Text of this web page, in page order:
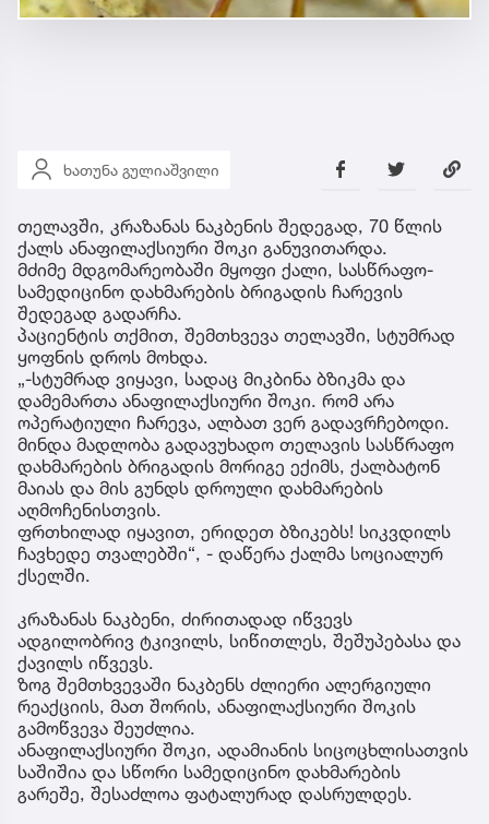
ხათუნა გულიაშვილი
თელავში, კრაზანას ნაკბენის შედეგად, 70 წლის
ქალს ანაფილაქსიური შოკი განუვითარდა.
მძიმე მდგომარეობაში მყოფი ქალი, სასწრაფო-
სამედიცინო დახმარების ბრიგადის ჩარევის
შედეგად გადარჩა.
პაციენტის თქმით, შემთხვევა თელავში, სტუმრად
ყოფნის დროს მოხდა.
„-სტუმრად ვიყავი, სადაც მიკბინა ბზიკმა და
დამემართა ანაფილაქსიური შოკი. რომ არა
ოპერატიული ჩარევა, ალბათ ვერ გადავრჩებოდი.
მინდა მადლობა გადავუხადო თელავის სასწრაფო
დახმარების ბრიგადის მორიგე ექიმს, ქალბატონ
მაიას და მის გუნდს დროული დახმარების
აღმოჩენისთვის.
ფრთხილად იყავით, ერიდეთ ბზიკებს! სიკვდილს
ჩავხედე თვალებში“, - დაწერა ქალმა სოციალურ
ქსელში.
კრაზანას ნაკბენი, ძირითადად იწვევს
ადგილობრივ ტკივილს, სიწითლეს, შეშუპებასა და
ქავილს იწვევს.
ზოგ შემთხვევაში ნაკბენს ძლიერი ალერგიული
რეაქციის, მათ შორის, ანაფილაქსიური შოკის
გამოწვევა შეუძლია.
ანაფილაქსიური შოკი, ადამიანის სიცოცხლისათვის
საშიშია და სწორი სამედიცინო დახმარების
გარეშე, შესაძლოა ფატალურად დასრულდეს.